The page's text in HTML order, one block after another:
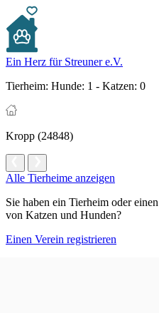
Ein Herz für Streuner e.V.
Tierheim: Hunde: 1 - Katzen: 0
Kropp (24848)
Alle Tierheime anzeigen
Sie haben ein Tierheim oder
von Katzen und Hunden?
Einen Verein registrieren